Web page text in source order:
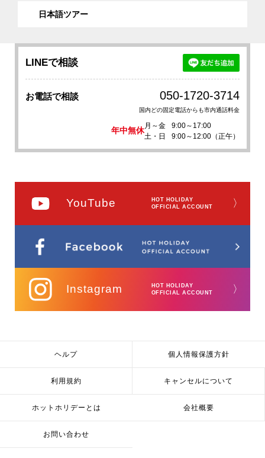
日本語ツアー
LINEで相談
お電話で相談 050-1720-3714
国内どの固定電話からも市内通話料金
年中無休
月～金
9:00～17:00
土・日
9:00～12:00（正午）
YouTube
HOT HOLIDAY
OFFICIAL ACCOUNT
〉
Instagram
HOT HOLIDAY
OFFICIAL ACCOUNT
〉
ヘルプ 個人情報保護方針
利用規約 キャンセルについて
ホットホリデーとは 会社概要
お問い合わせ